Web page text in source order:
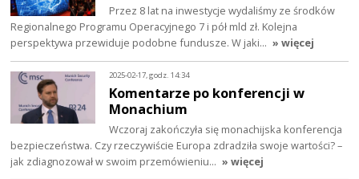
Przez 8 lat na inwestycje wydaliśmy ze środków
Regionalnego Programu Operacyjnego 7 i pół mld zł. Kolejna
perspektywa przewiduje podobne fundusze. W jaki… » więcej
2025-02-17, godz. 14:34
Komentarze po konferencji w
Monachium
Wczoraj zakończyła się monachijska konferencja
bezpieczeństwa. Czy rzeczywiście Europa zdradziła swoje wartości? –
jak zdiagnozował w swoim przemówieniu… » więcej